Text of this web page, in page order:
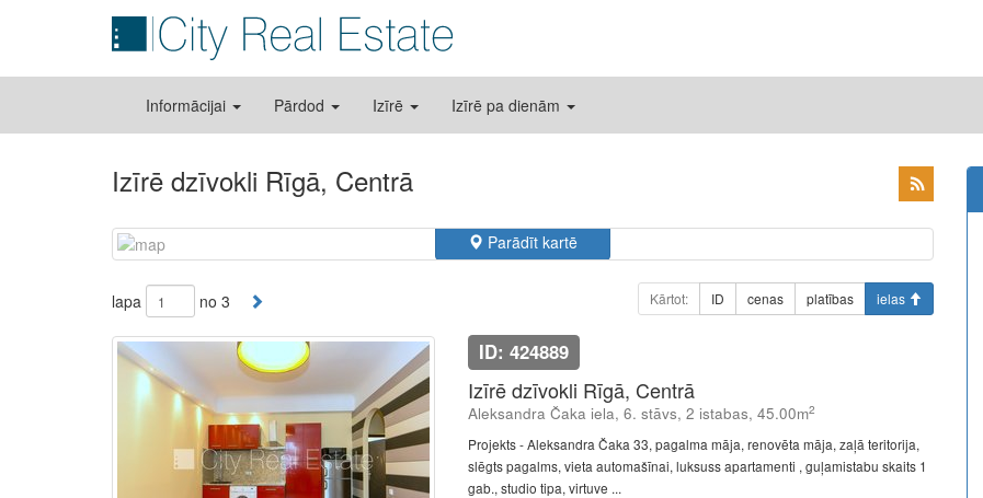
Informācijai Pārdod Izīrē Izīrē pa dienām
Izīrē dzīvokli Rīgā, Centrā
Parādīt kartē
lapa no 3 Kārtot: ID cenas platības ielas
ID: 424889
Izīrē dzīvokli Rīgā, Centrā
Aleksandra Čaka iela, 6. stāvs, 2 istabas, 45.00m2
Projekts - Aleksandra Čaka 33, pagalma māja, renovēta māja, zaļā teritorija,
slēgts pagalms, vieta automašīnai, luksuss apartamenti , guļamistabu skaits 1
gab., studio tipa, virtuve ...